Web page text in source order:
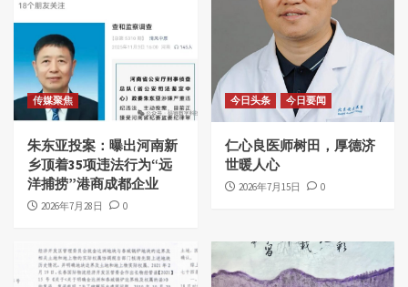
传媒聚焦
朱东亚投案：曝出河南新
乡顶着35项违法行为“远
洋捕捞”港商成都企业
2026年7月28日 0
今日头条 今日要闻
仁心良医师树田，厚德济
世暖人心
2026年7月15日 0